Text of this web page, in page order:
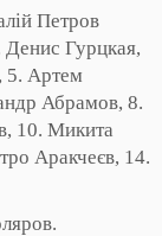
Петров
Денис Гурцкая,
5. Артем
Абрамов, 8.
10. Микита
Аракчеєв, 14.